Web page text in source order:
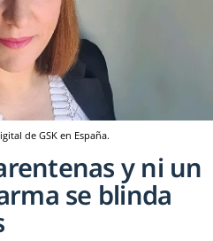
de GSK en España.
y ni un
se blinda